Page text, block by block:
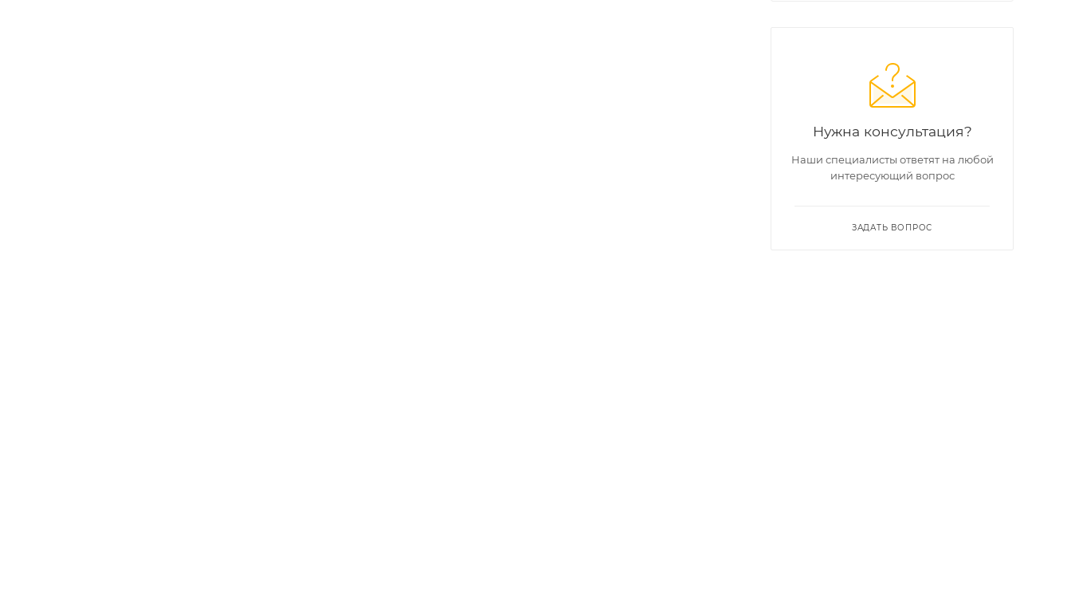
Нужна консультация?
Наши специалисты ответят на любой
интересующий вопрос
ЗАДАТЬ ВОПРОС